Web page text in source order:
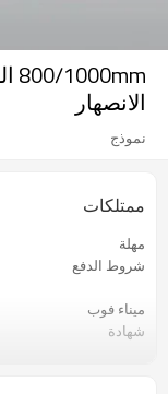
الانصهار
نموذج
ممتلكات
مهلة
شروط الدفع
ميناء فوب
شهادة